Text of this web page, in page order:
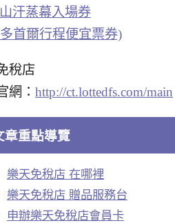
汗蒸幕入場券
首爾行程便宜票券)
稅店
網： http://ct.lottedfs.com/main
章重點導覽
樂天免稅店 在哪裡
樂天免稅店 贈品服務台
申辦樂天免稅店會員卡